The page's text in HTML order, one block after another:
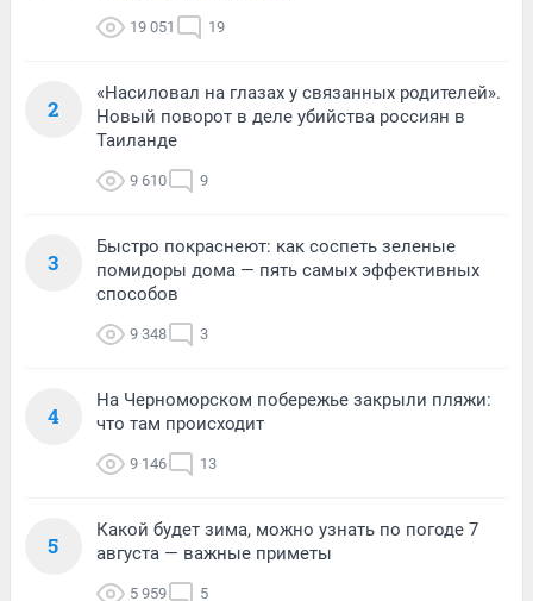
19 051 19
2
«Насиловал на глазах у связанных родителей».
Новый поворот в деле убийства россиян в
Таиланде
9 610 9
3
Быстро покраснеют: как соспеть зеленые
помидоры дома — пять самых эффективных
способов
9 348 3
4
На Черноморском побережье закрыли пляжи:
что там происходит
9 146 13
5
Какой будет зима, можно узнать по погоде 7
августа — важные приметы
5 959 5